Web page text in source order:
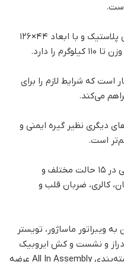
تسمه تردمیل Titan fitness از جنس پلاستیک و با ابعاد 44×126
را دارد.
توان 2.5 تا 3 اسب بخار است که شرایط لازم را برای
دیگری نظیر گیره ایمنی و
است.
از قابلیت تنظیم ارتفاع به صورت برقی در 15 حالت مختلف و
کالری، ضربان قلب و
ویبراتور ماساژور، تویستر
و نشست و کش ایروبیک
اشاره کرد که همه این امکانات در بسته‌بندی All In Assembly عرضه